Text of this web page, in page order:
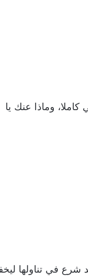
وماذا عنك يا
شرع في تناولها